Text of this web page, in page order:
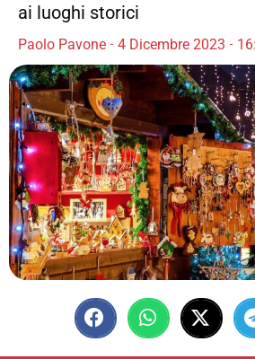
ai luoghi storici
Paolo Pavone 4 Dicembre 2023